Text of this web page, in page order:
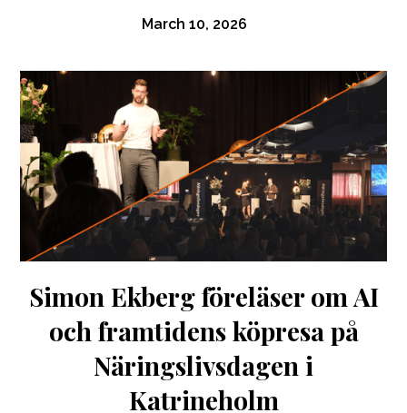
March 10, 2026
Simon Ekberg föreläser om AI
och framtidens köpresa på
Näringslivsdagen i
Katrineholm